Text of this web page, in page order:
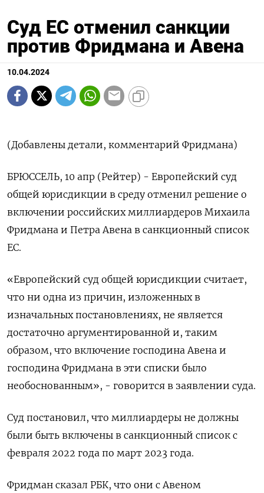
Суд ЕС отменил санкции
против Фридмана и Авена
10.04.2024
(Добавлены детали, комментарий Фридмана)
БРЮССЕЛЬ, 10 апр (Рейтер) - Европейский суд
общей юрисдикции в среду отменил решение о
включении российских миллиардеров Михаила
Фридмана и Петра Авена в санкционный список
ЕС.
«Европейский суд общей юрисдикции считает,
что ни одна из причин, изложенных в
изначальных постановлениях, не является
достаточно аргументированной и, таким
образом, что включение господина Авена и
господина Фридмана в эти списки было
необоснованным», - говорится в заявлении суда.
Суд постановил, что миллиардеры не должны
были быть включены в санкционный список с
февраля 2022 года по март 2023 года.
Фридман сказал РБК, что они с Авеном